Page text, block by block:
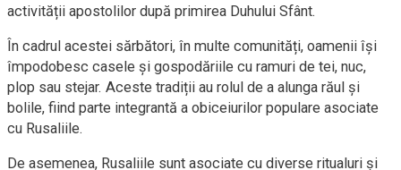
activității apostolilor după primirea Duhului Sfânt.
În cadrul acestei sărbători, în multe comunități, oamenii își
împodobesc casele și gospodăriile cu ramuri de tei, nuc,
plop sau stejar. Aceste tradiții au rolul de a alunga răul și
bolile, fiind parte integrantă a obiceiurilor populare asociate
cu Rusaliile.
De asemenea, Rusaliile sunt asociate cu diverse ritualuri și